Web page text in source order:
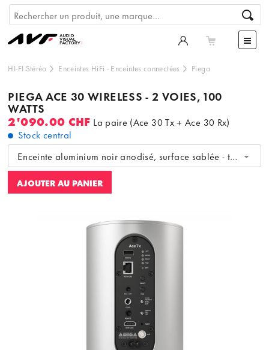
HI-FI Stéréo Enceintes HiFi - Enceintes connectées Piega
PIEGA ACE 30 WIRELESS - 2 VOIES, 100
WATTS
2'090.00 CHF La paire (Ace 30 Tx + Ace 30 Rx)
Stock central
Enceinte aluminium noir anodisé, surface sablée - tissu noir
AJOUTER AU PANIER
Ce contenu est hébergé par un tiers. En affichant le
contenu externe, vous acceptez les
youtube.com.
Ne plus demander